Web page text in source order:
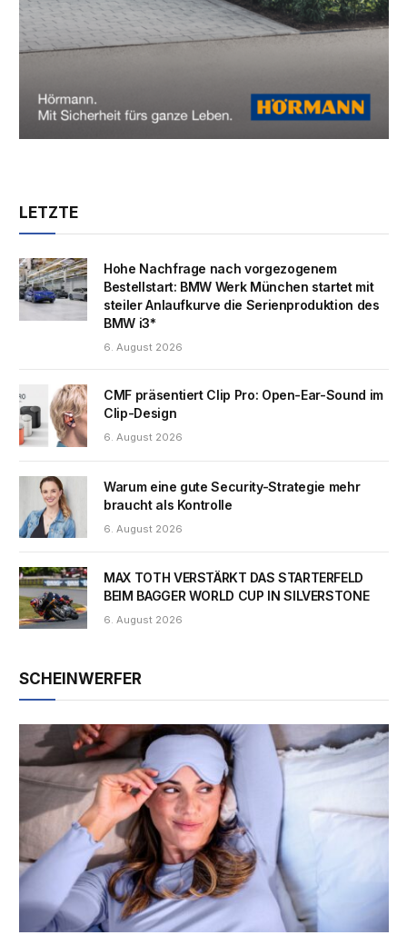
LETZTE
Hohe Nachfrage nach vorgezogenem
Bestellstart: BMW Werk München startet mit
steiler Anlaufkurve die Serienproduktion des
BMW i3*
6. August 2026
CMF präsentiert Clip Pro: Open-Ear-Sound im
Clip-Design
6. August 2026
Warum eine gute Security-Strategie mehr
braucht als Kontrolle
6. August 2026
MAX TOTH VERSTÄRKT DAS STARTERFELD
BEIM BAGGER WORLD CUP IN SILVERSTONE
6. August 2026
SCHEINWERFER